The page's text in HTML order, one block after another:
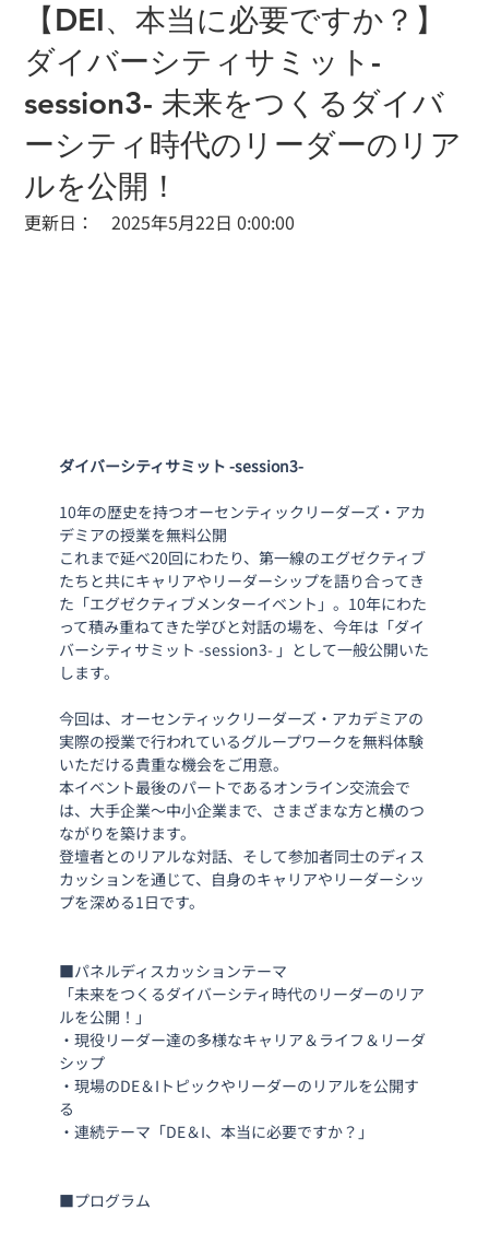
【DEI、本当に必要ですか？】
ダイバーシティサミット-
session3- 未来をつくるダイバ
ーシティ時代のリーダーのリア
ルを公開！
ダイバーシティサミット -session3-
10年の歴史を持つオーセンティックリーダーズ・アカ
デミアの授業を無料公開
これまで延べ20回にわたり、第一線のエグゼクティブ
たちと共にキャリアやリーダーシップを語り合ってき
た「エグゼクティブメンターイベント」。10年にわた
って積み重ねてきた学びと対話の場を、今年は「ダイ
バーシティサミット -session3- 」として一般公開いた
します。
今回は、オーセンティックリーダーズ・アカデミアの
実際の授業で行われているグループワークを無料体験
いただける貴重な機会をご用意。
本イベント最後のパートであるオンライン交流会で
は、大手企業〜中小企業まで、さまざまな方と横のつ
ながりを築けます。
登壇者とのリアルな対話、そして参加者同士のディス
カッションを通じて、自身のキャリアやリーダーシッ
プを深める1日です。
■パネルディスカッションテーマ
「未来をつくるダイバーシティ時代のリーダーのリア
ルを公開！」
・現役リーダー達の多様なキャリア＆ライフ＆リーダ
シップ
・現場のDE＆Iトピックやリーダーのリアルを公開す
る
・連続テーマ「DE＆I、本当に必要ですか？」
■プログラム
2025年5月22日 0:00:00
​更新日：